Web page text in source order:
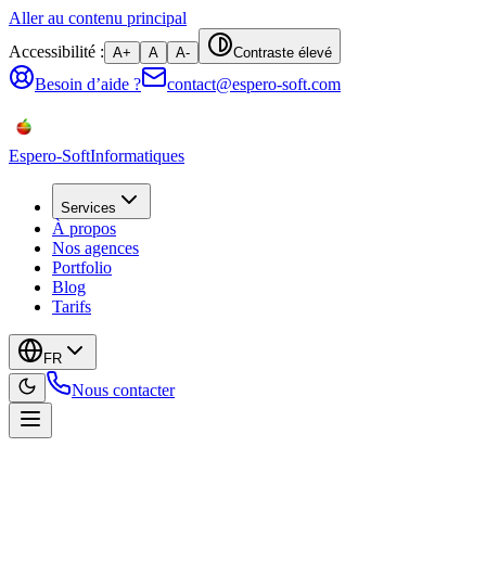
Aller au contenu principal
Accessibilité : A+ A A- Contraste élevé
Besoin d’aide ? contact@espero-soft.com
Espero-SoftInformatiques
Services
À propos
Nos agences
Portfolio
Blog
Tarifs
FR
Nous contacter